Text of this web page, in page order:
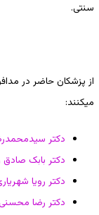
سنتی.
از پزشکان حاضر در
میکنند:
دکتر
دکتر بابک
دکتر رویا
دکتر رضا